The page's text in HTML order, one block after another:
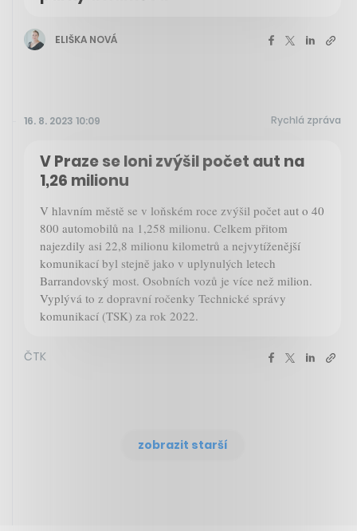
ELIŠKA NOVÁ
16. 8. 2023 10:09 Rychlá zpráva
V Praze se loni zvýšil počet aut na
1,26 milionu
V hlavním městě se v loňském roce zvýšil počet aut o 40
800 automobilů na 1,258 milionu. Celkem přitom
najezdily asi 22,8 milionu kilometrů a nejvytíženější
komunikací byl stejně jako v uplynulých letech
Barrandovský most. Osobních vozů je více než milion.
Vyplývá to z dopravní ročenky Technické správy
komunikací (TSK) za rok 2022.
ČTK
zobrazit starší